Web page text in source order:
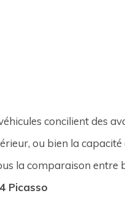
concilient des
ou bien la capacité
la comparaison entre
Picasso